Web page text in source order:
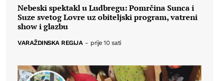
Nebeski spektakl u Ludbregu: Pomrčina Sunca i
Suze svetog Lovre uz obiteljski program, vatreni
show i glazbu
VARAŽDINSKA REGIJA - prije 10 sati